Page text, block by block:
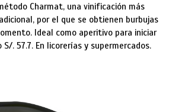
Charmat, una vinificación más
por el que se obtienen burbujas
Ideal como aperitivo para iniciar
S/. 57.7. En licorerías y supermercados.